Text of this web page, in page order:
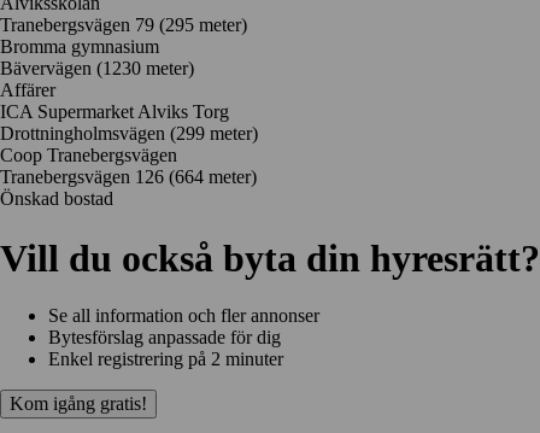
Tranebergsvägen 79 (295 meter)
Bromma gymnasium
Bävervägen (1230 meter)
Affärer
ICA Supermarket Alviks Torg
Drottningholmsvägen (299 meter)
Coop Tranebergsvägen
Tranebergsvägen 126 (664 meter)
Önskad bostad
Vill du också byta din hyresrätt?
Se all information och fler annonser
Bytesförslag anpassade för dig
Enkel registrering på 2 minuter
Kom igång gratis!